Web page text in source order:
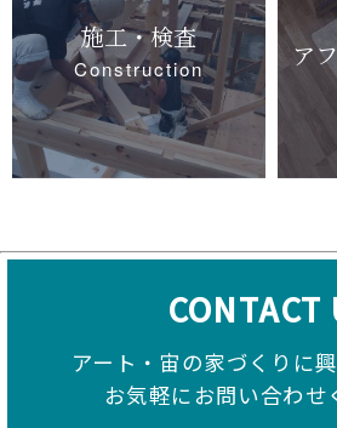
施工・検査
Construction
ア
CONTACT
アート・宙の家づくりに
お気軽にお問い合わせ